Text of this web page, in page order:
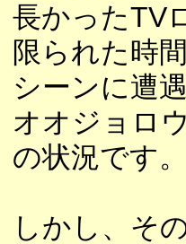
長かったTV
限られた時
シーンに遭
オオジョロ
の状況です。
しかし、そ